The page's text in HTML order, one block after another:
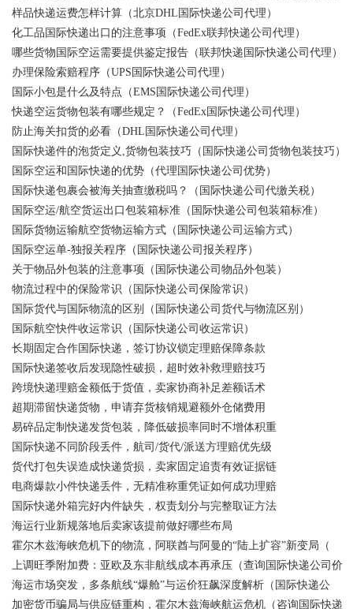
样品快递运费怎样计算（北京DHL国际快递公司代理）
化工品国际快递出口的注意事项（FedEx联邦快递公司代理）
哪些货物国际空运需要提供鉴定报告（联邦快递国际快递公司代理）
办理保险索赔程序（UPS国际快递公司代理）
国际小包是什么及特点（EMS国际快递公司代理）
快递空运货物包装有哪些规定？（FedEx国际快递公司代理）
防止海关扣货的必看（DHL国际快递公司代理）
国际快递件的泡货定义,货物包装技巧（国际快递公司货物包装技巧）
国际空运和国际快递的优势（代理国际快递公司优势）
国际快递包裹会被海关抽查缴税吗？（国际快递公司代缴关税）
国际空运/航空货运出口包装箱标准（国际快递公司包装箱标准）
国际货物运输航空货物运输方式（国际快递公司运输方式）
国际空运单-独报关程序（国际快递公司报关程序）
关于物品外包装的注意事项（国际快递公司物品外包装）
物流过程中的保险常识（国际快递公司保险常识）
国际货代与国际物流的区别（国际快递公司货代与物流区别）
国际航空快件收运常识（国际快递公司收运常识）
长期固定合作国际快递，签订协议锁定理赔保障条款
国际快递签收后发现隐性破损，超时效补救理赔技巧
跨境快递理赔金额低于货值，卖家协商补足差额话术
超期滞留快递货物，申请弃货核销规避额外仓储费用
易碎品定制快递发货包装，降低破损率同时不增体积重
国际快递不同阶段丢件，航司/货代/派送方理赔优先级
货代打包失误造成快递货损，卖家固定追责有效证据链
电商爆款小件快递丢件，无精准称重凭证如何成功理赔
国际快递外箱完好内件缺失，权责划分与完整取证方法
海运行业新规落地后卖家该提前做好哪些布局
霍尔木兹海峡危机下的物流，阿联酋与阿曼的“陆上扩容”新变局（
上调旺季附加费：亚欧及东非航线成本再承压（查询国际快递公司价
海运市场突发，多条航线“爆舱”与运价狂飙深度解析（国际快递公
加密货币骗局与供应链重构，霍尔木兹海峡航运危机（咨询国际快递